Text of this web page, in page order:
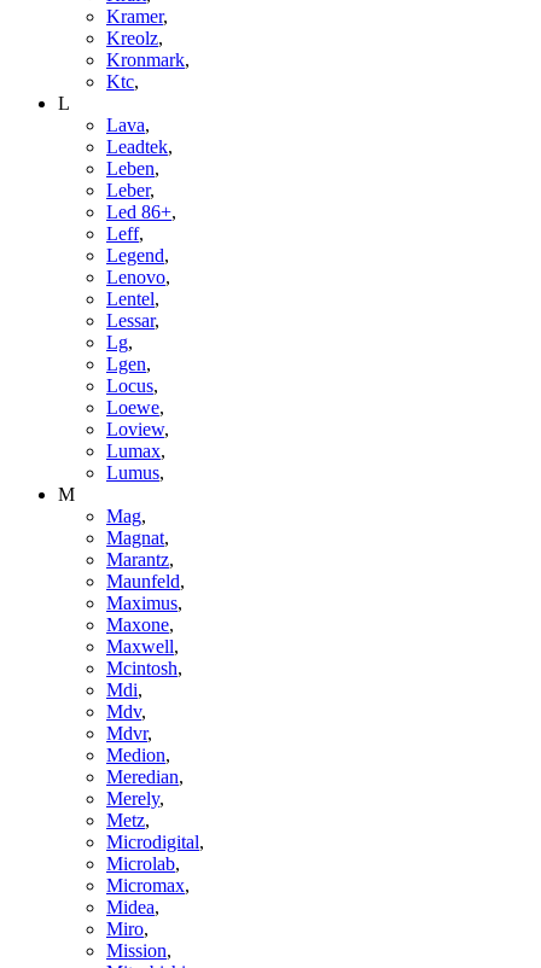
Kramer,
Kreolz,
Kronmark,
Ktc,
L
Lava,
Leadtek,
Leben,
Leber,
Led 86+,
Leff,
Legend,
Lenovo,
Lentel,
Lessar,
Lg,
Lgen,
Locus,
Loewe,
Loview,
Lumax,
Lumus,
M
Mag,
Magnat,
Marantz,
Maunfeld,
Maximus,
Maxone,
Maxwell,
Mcintosh,
Mdi,
Mdv,
Mdvr,
Medion,
Meredian,
Merely,
Metz,
Microdigital,
Microlab,
Micromax,
Midea,
Miro,
Mission,